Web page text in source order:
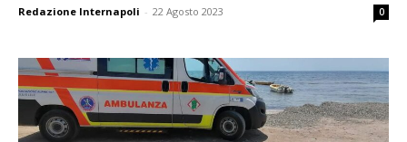
Redazione Internapoli - 22 Agosto 2023 0